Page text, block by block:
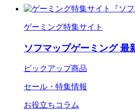
ゲーミング特集サイト
ソフマップゲーミング 最
ピックアップ商品
セール・特集情報
お役立ちコラム